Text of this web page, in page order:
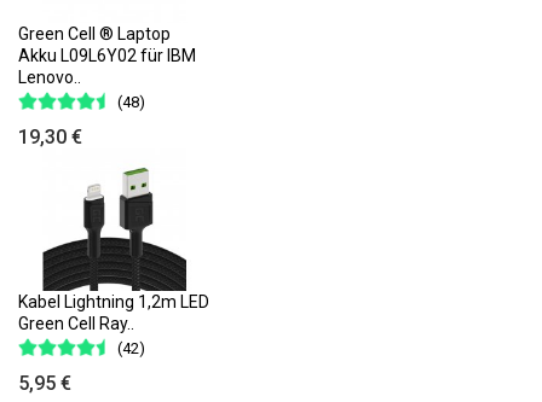
Green Cell ® Laptop
Akku L09L6Y02 für IBM
Lenovo..
(48)
19,30 €
Kabel Lightning 1,2m LED
Green Cell Ray..
(42)
5,95 €